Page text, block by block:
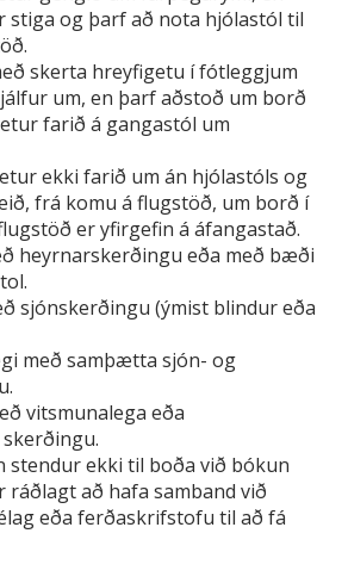
stiga og þarf að nota hjólastól til
skerta hreyfigetu í fótleggjum
um, en þarf aðstoð um borð
farið á gangastól um
ekki farið um án hjólastóls og
frá komu á flugstöð, um borð í
er yfirgefin á áfangastað.
heyrnarskerðingu eða með bæði
sjónskerðingu (ýmist blindur eða
með samþætta sjón- og
vitsmunalega eða
stendur ekki til boða við bókun
að hafa samband við
eða ferðaskrifstofu til að fá